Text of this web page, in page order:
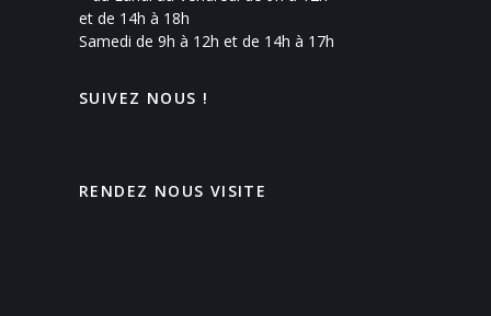
et de 14h à 18h
Samedi de 9h à 12h et de 14h à 17h
SUIVEZ NOUS !
RENDEZ NOUS VISITE